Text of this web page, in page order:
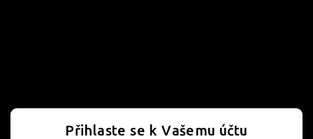
Přihlaste se k Vašemu účtu